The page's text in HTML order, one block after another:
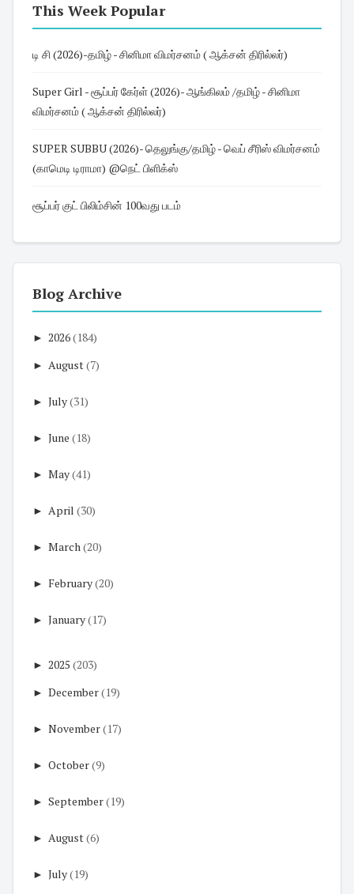
This Week Popular
டி சி (2026)-தமிழ் - சினிமா விமர்சனம் ( ஆக்சன் திரில்லர்)
Super Girl - சூப்பர் கேர்ள் (2026)- ஆங்கிலம் /தமிழ் - சினிமா
விமர்சனம் ( ஆக்சன் திரில்லர்)
SUPER SUBBU (2026)- தெலுங்கு/தமிழ் - வெப் சீரிஸ் விமர்சனம்
(காமெடி டிராமா) @நெட் பிளிக்ஸ்
சூப்பர் குட் பிலிம்சின் 100வது படம்
Blog Archive
► 2026(184)
► August(7)
► July(31)
► June (18)
► May(41)
► April (30)
► March(20)
► February(20)
► January(17)
► 2025 (203)
► December(19)
► November(17)
► October(9)
► September(19)
► August(6)
► July(19)